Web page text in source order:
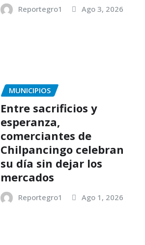
Reportegro1 Ago 3, 2026
MUNICIPIOS
Entre sacrificios y
esperanza,
comerciantes de
Chilpancingo celebran
su día sin dejar los
mercados
Reportegro1 Ago 1, 2026